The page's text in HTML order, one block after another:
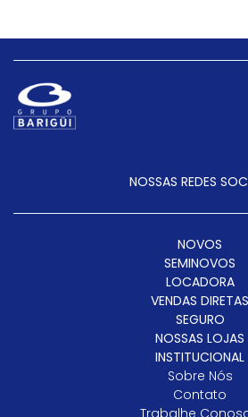
NOSSAS REDES
NOVOS
SEMINOVOS
LOCADORA
VENDAS DIRETAS
SEGURO
NOSSAS LOJAS
INSTITUCIONAL
Sobre Nós
Contato
Trabalhe